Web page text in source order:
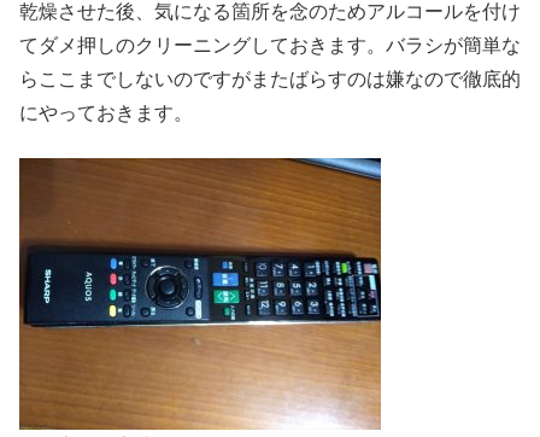
乾燥させた後、気になる箇所を念のためアルコールを付け
てダメ押しのクリーニングしておきます。バラシが簡単な
らここまでしないのですがまたばらすのは嫌なので徹底的
にやっておきます。